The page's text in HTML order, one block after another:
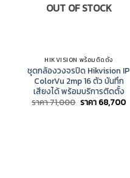
OUT OF STOCK
HIKVISION พร้อมติดตั้ง
ชุดกล้องวงจรปิด Hikvision IP
ColorVu 2mp 16 ตัว บันทึก
เสียงได้ พร้อมบริการติดตั้ง
ราคา71,000 Original
ราคา 68,700